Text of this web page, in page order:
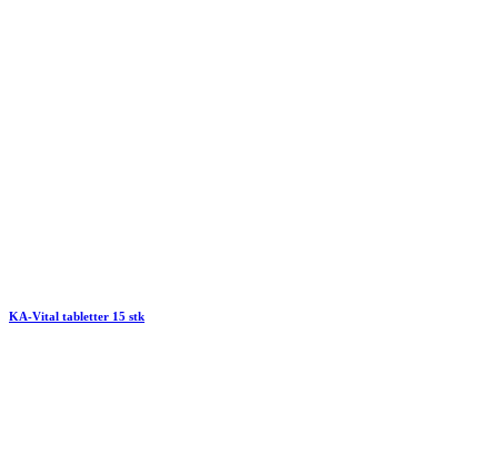
KA-Vital tabletter 15 stk